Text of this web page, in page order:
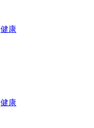
健康
健康